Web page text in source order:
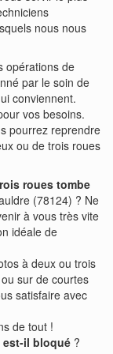
nous nous
opérations de
par le soin de
conviennent.
vos besoins.
pourrez reprendre
ou de trois roues
roues tombe
(78124) ? Ne
à vous très vite
idéale de
à deux ou trois
sur de courtes
satisfaire avec
de tout !
il bloqué ?